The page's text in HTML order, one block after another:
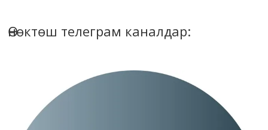
Өнөктөш телеграм каналдар: